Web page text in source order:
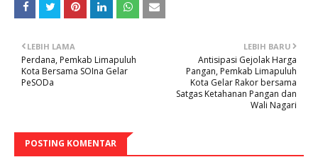
LEBIH BARU
Antisipasi Gejolak Harga
Pangan, Pemkab Limapuluh
Kota Gelar Rakor bersama
Satgas Ketahanan Pangan dan
Wali Nagari
LEBIH LAMA
Perdana, Pemkab Limapuluh
Kota Bersama SOIna Gelar
PeSODa
POSTING KOMENTAR